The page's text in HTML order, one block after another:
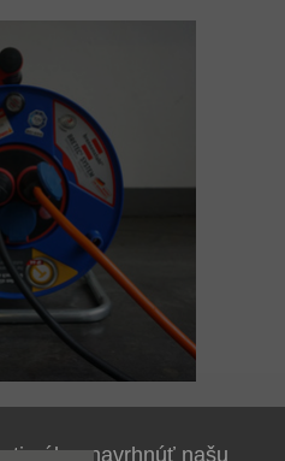
navrhnúť našu
Kým točíte bubon,